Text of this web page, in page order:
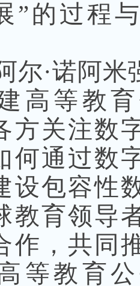
”的过程
尔·诺阿
高等教
方关注数
何通过数
设包容性
教育领导
作，共同
等教育